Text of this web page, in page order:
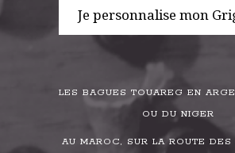
Je personnalise mon
LES BAGUES TOUAREG EN
OU DU NIGER
AU MAROC, SUR LA ROUTE DES